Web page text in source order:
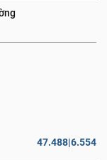
47.488|6.554